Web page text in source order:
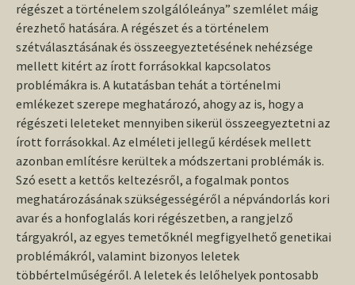
régészet a történelem szolgálóleánya” szemlélet máig
érezhető hatására. A régészet és a történelem
szétválasztásának és összeegyeztetésének nehézsége
mellett kitért az írott forrásokkal kapcsolatos
problémákra is. A kutatásban tehát a történelmi
emlékezet szerepe meghatározó, ahogy az is, hogy a
régészeti leleteket mennyiben sikerül összeegyeztetni az
írott forrásokkal. Az elméleti jellegű kérdések mellett
azonban említésre kerültek a módszertani problémák is.
Szó esett a kettős keltezésről, a fogalmak pontos
meghatározásának szükségességéről a népvándorlás kori
avar és a honfoglalás kori régészetben, a rangjelző
tárgyakról, az egyes temetőknél megfigyelhető genetikai
problémákról, valamint bizonyos leletek
többértelműségéről. A leletek és lelőhelyek pontosabb